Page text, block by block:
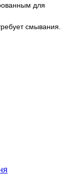
для
смывания.